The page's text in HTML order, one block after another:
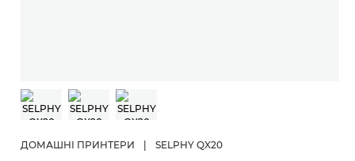
ДОМАШНІ ПРИНТЕРИ | SELPHY QX20